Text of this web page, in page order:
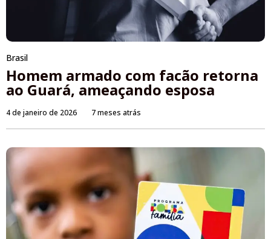
Brasil
Homem armado com facão retorna
ao Guará, ameaçando esposa
4 de janeiro de 2026 7 meses atrás